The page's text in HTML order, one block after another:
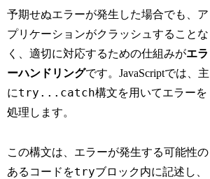
予期せぬエラーが発生した場合でも、ア
プリケーションがクラッシュすることな
く、適切に対応するための仕組みがエラ
ーハンドリングです。JavaScriptでは、主
にtry...catch構文を用いてエラーを
処理します。
この構文は、エラーが発生する可能性の
あるコードをtryブロック内に記述し、